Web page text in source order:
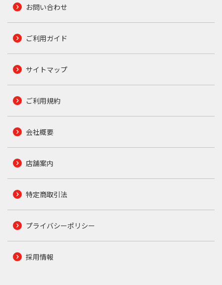
お問い合わせ
ご利用ガイド
サイトマップ
ご利用規約
会社概要
店舗案内
特定商取引法
プライバシーポリシー
採用情報